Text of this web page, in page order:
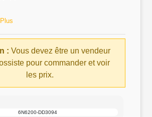
: Vous devez être un vendeur
pour commander et voir
les prix.
6N6200-DD3094